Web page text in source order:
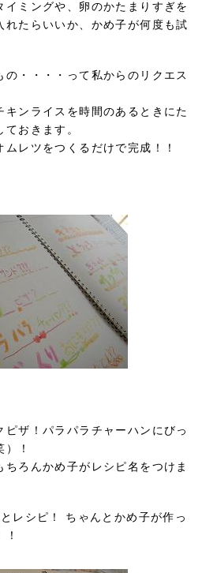
イミングや、卵のかたまりすぎを
れたらいいか、かめ子が何度も試
・・・・って私からのリクエス
キンライスを時間のあるときにた
おきます。
レツをつくるだけで完成！！
ピザ！パラパラチャーハンにびっ
！
ろんかめ子がレシピ名をつけま
レシピ！ ちゃんとかめ子が作っ